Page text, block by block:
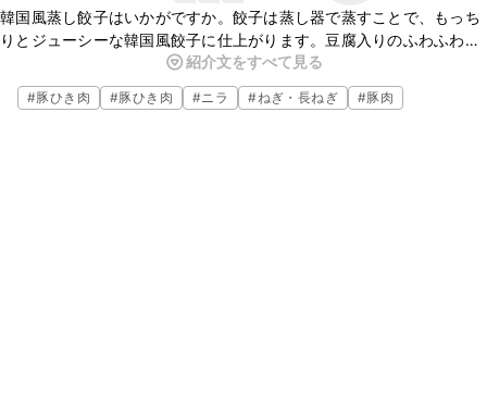
韓国風蒸し餃子はいかがですか。餃子は蒸し器で蒸すことで、もっち
りとジューシーな韓国風餃子に仕上がります。豆腐入りのふわふわと
したタネは香味野菜を加え、さっぱりといただけますよ。ぜひ一度お
試しくださいね。
紹介文をすべて見る
#豚ひき肉 #豚ひき肉 #ニラ #ねぎ・長ねぎ #豚肉